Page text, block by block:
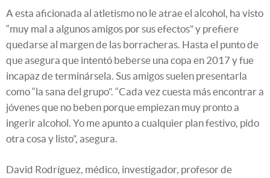
A esta aficionada al atletismo no le atrae el alcohol, ha visto
“muy mal a algunos amigos por sus efectos” y prefiere
quedarse al margen de las borracheras. Hasta el punto de
que asegura que intentó beberse una copa en 2017 y fue
incapaz de terminársela. Sus amigos suelen presentarla
como “la sana del grupo”. “Cada vez cuesta más encontrar a
jóvenes que no beben porque empiezan muy pronto a
ingerir alcohol. Yo me apunto a cualquier plan festivo, pido
otra cosa y listo”, asegura.
David Rodríguez, médico, investigador, profesor de